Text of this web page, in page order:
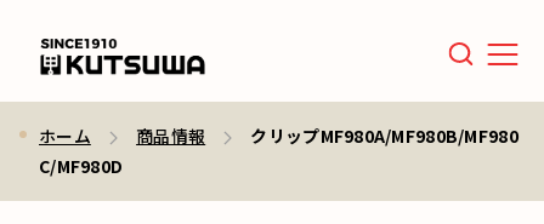
Menu
ホーム 商品情報
クリップMF980A/MF980B/MF980
C/MF980D